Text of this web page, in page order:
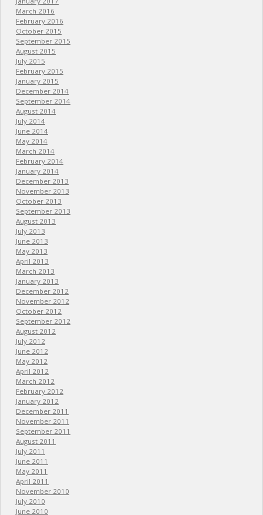
March 2016
February 2016
October 2015
September 2015
August 2015
July 2015
February 2015
January 2015
December 2014
September 2014
August 2014
July 2014
June 2014
May 2014
March 2014
February 2014
January 2014
December 2013
November 2013
October 2013
September 2013
August 2013
July 2013
June 2013
May 2013
April 2013
March 2013
January 2013
December 2012
November 2012
October 2012
September 2012
August 2012
July 2012
June 2012
May 2012
April 2012
March 2012
February 2012
January 2012
December 2011
November 2011
September 2011
August 2011
July 2011
June 2011
May 2011
April 2011
November 2010
July 2010
June 2010